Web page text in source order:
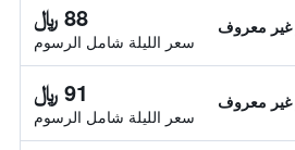
غير معروف 88 ﷼
سعر الليلة شامل الرسوم
غير معروف 91 ﷼
سعر الليلة شامل الرسوم